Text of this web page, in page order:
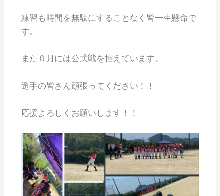
練習も時間を無駄にすることなく皆一生懸命で
す。
また６月には公式戦を控えています。
選手の皆さん頑張ってください！！
応援よろしくお願いします！！